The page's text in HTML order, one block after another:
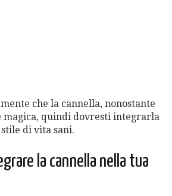
che la cannella, nonostante
magica, quindi dovresti integrarla
di vita sani.
la cannella nella tua